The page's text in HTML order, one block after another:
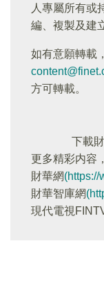
人專屬所有或
編、複製及建
如有意願轉載
方可轉載。
下載
更多精彩内容
財華網(https://
財華智庫網
現代電視